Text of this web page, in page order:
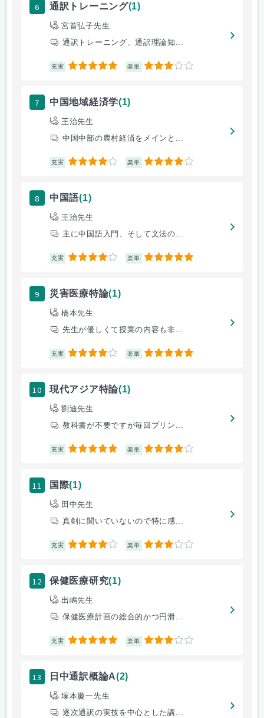
6 通訳トレーニング(1)
宮首弘子先生
通訳トレーニング、通訳理論知...
充実 5 楽単 3
7 中国地域経済学(1)
王治先生
中国中部の農村経済をメインと...
充実 4 楽単 4
8 中国語(1)
王治先生
主に中国語入門、そして文法の...
充実 4 楽単 5
9 災害医療特論(1)
橋本先生
先生が優しくて授業の内容も非...
充実 4 楽単 5
10 現代アジア特論(1)
劉迪先生
教科書が不要ですが毎回プリン...
充実 5 楽単 4
11 国際(1)
田中先生
真剣に聞いていないので特に感...
充実 4 楽単 3
12 保健医療研究(1)
出嶋先生
保健医療計画の総合的かつ円滑...
充実 5 楽単 3
13 日中通訳概論A(2)
塚本慶一先生
逐次通訳の実技を中心とした講...